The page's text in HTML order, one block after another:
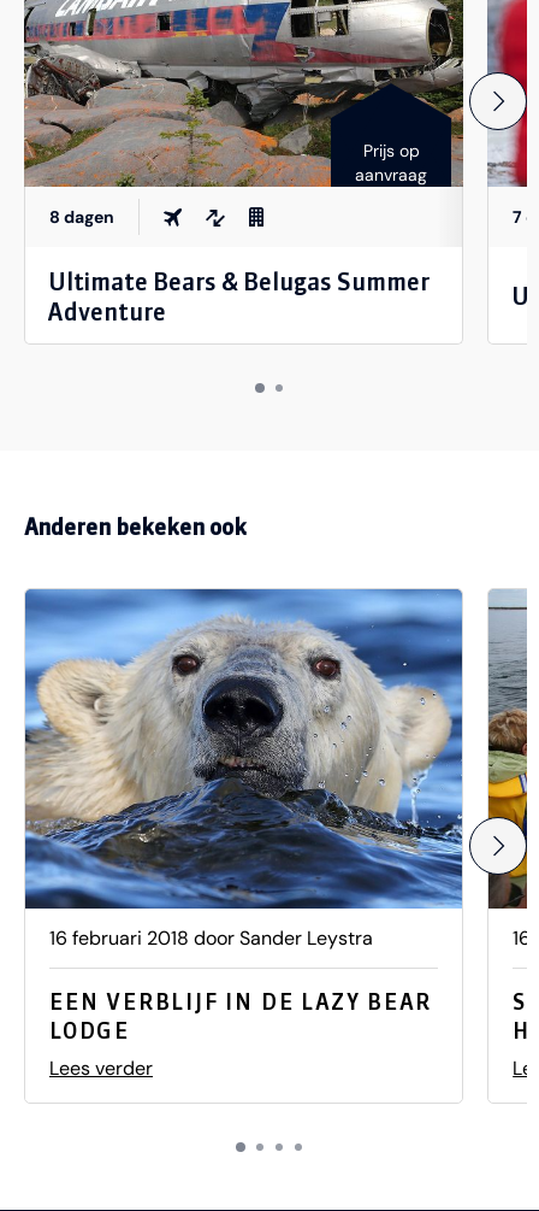
Prijs op
aanvraag
8 dagen
Ultimate Bears & Belugas Summer
Adventure
7
Anderen bekeken ook
16 februari 2018 door Sander Leystra
EEN VERBLIJF IN DE LAZY BEAR
LODGE
Lees verder
16